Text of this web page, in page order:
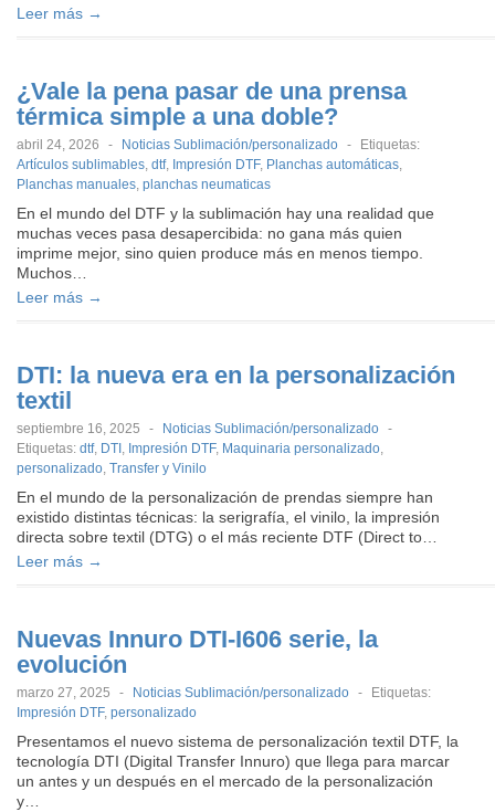
Leer más →
¿Vale la pena pasar de una prensa
térmica simple a una doble?
abril 24, 2026 - Noticias Sublimación/personalizado -
Etiquetas:
Artículos sublimables, dtf, Impresión DTF, Planchas automáticas,
Planchas manuales, planchas neumaticas
En el mundo del DTF y la sublimación hay una realidad que
muchas veces pasa desapercibida: no gana más quien
imprime mejor, sino quien produce más en menos tiempo.
Muchos…
Leer más →
DTI: la nueva era en la personalización
textil
septiembre 16, 2025 - Noticias Sublimación/personalizado -
Etiquetas: dtf, DTI , Impresión DTF, Maquinaria personalizado,
personalizado, Transfer y Vinilo
En el mundo de la personalización de prendas siempre han
existido distintas técnicas: la serigrafía, el vinilo, la impresión
directa sobre textil (DTG) o el más reciente DTF (Direct to…
Leer más →
Nuevas Innuro DTI-I606 serie, la
evolución
marzo 27, 2025 - Noticias Sublimación/personalizado -
Etiquetas:
Impresión DTF, personalizado
Presentamos el nuevo sistema de personalización textil DTF, la
tecnología DTI (Digital Transfer Innuro) que llega para marcar
un antes y un después en el mercado de la personalización
y…